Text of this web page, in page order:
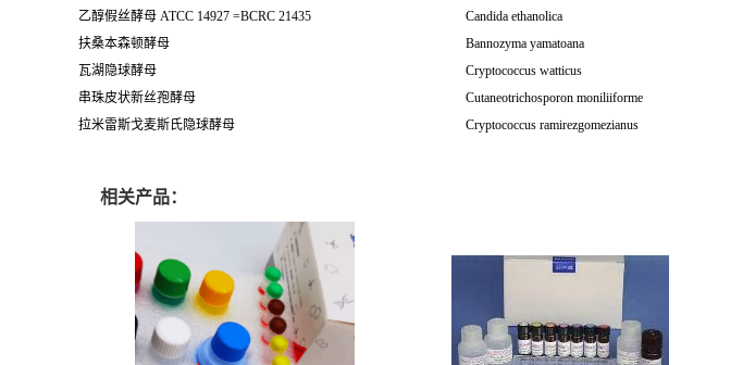
乙醇假丝酵母 ATCC 14927 =BCRC 21435
Candida ethanolica
扶桑本森顿酵母
Bannozyma yamatoana
瓦湖隐球酵母
Cryptococcus watticus
串珠皮状新丝孢酵母
Cutaneotrichosporon moniliiforme
拉米雷斯戈麦斯氏隐球酵母
Cryptococcus ramirezgomezianus
相关产品：